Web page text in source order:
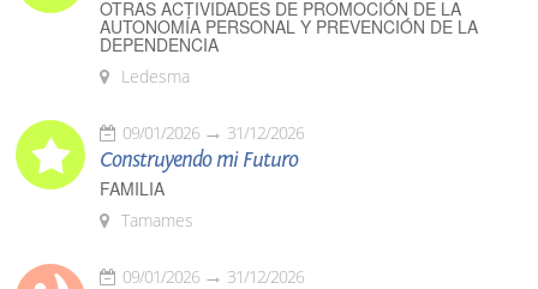
OTRAS ACTIVIDADES DE PROMOCIÓN DE LA
AUTONOMÍA PERSONAL Y PREVENCIÓN DE LA
DEPENDENCIA
Ledesma
09/01/2026 31/12/2026
Construyendo mi Futuro
FAMILIA
Tamames
09/01/2026 31/12/2026